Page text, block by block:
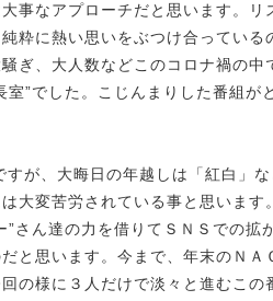
事なアプローチだと思います。
粋に熱い思いをぶつけ合っている
ぎ、大人数などこのコロナ禍の
室”でした。こじんまりした番組が
が、大晦日の年越しは「紅白」
大変苦労されている事と思いま
”さん達の力を借りてＳＮＳでの
と思います。今まで、年末のＮ
の様に３人だけで淡々と進むこ